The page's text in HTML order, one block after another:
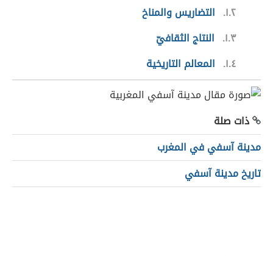
١.٢
التضاريس والمناخ
١.٣
النتاج الثقافيّ
١.٤
المعالم التاريخية
ذات صلة
مدينة آسفي في المغرب
تاريخ مدينة آسفي